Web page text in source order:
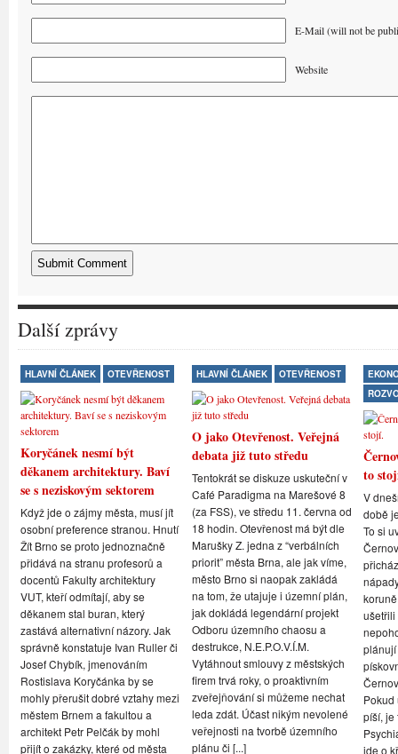
E-Mail (will not be
Website
Další zprávy
HLAVNÍ ČLÁNEK OTEVŘENOST
Koryčánek nesmí být
děkanem architektury. Baví
se s neziskovým sektorem
Když jde o zájmy města, musí jít
osobní preference stranou. Hnutí
Žít Brno se proto jednoznačně
přidává na stranu profesorů a
docentů Fakulty architektury
VUT, kteří odmítají, aby se
děkanem stal buran, který
zastává alternativní názory. Jak
správně konstatuje Ivan Ruller či
Josef Chybík, jmenováním
Rostislava Koryčánka by se
mohly přerušit dobré vztahy mezi
městem Brnem a fakultou a
architekt Petr Pelčák by mohl
přijít o zakázky, které od města
HLAVNÍ ČLÁNEK OTEVŘENOST
O jako Otevřenost. Veřejná
debata již tuto středu
Tentokrát se diskuze uskuteční v
Café Paradigma na Marešové 8
(za FSS), ve středu 11. června od
18 hodin. Otevřenost má být dle
Marušky Z. jedna z “verbálních
priorit” města Brna, ale jak víme,
město Brno si naopak zakládá
na tom, že utajuje i územní plán,
jak dokládá legendární projekt
Odboru územního chaosu a
destrukce, N.E.P.O.V.Í.M.
Vytáhnout smlouvy z městských
firem trvá roky, o proaktivním
zveřejňování si můžeme nechat
leda zdát. Účast nikým nevolené
veřejnosti na tvorbě územního
plánu či [...]
to
V
době
To si
ušetřili
Pokud
píší, je
jde o